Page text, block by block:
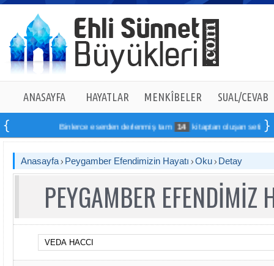
ANASAYFA HAYATLAR MENKÎBELER SUAL/CEVAB
Binlerce eserden derlenmiş tam 14 kitaptan oluşan seti
Anasayfa Peygamber Efendimizin Hayatı Oku Detay
PEYGAMBER EFENDİMİZ